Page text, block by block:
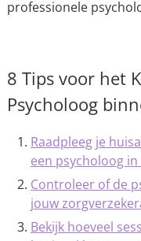
professionele
8 Tips voor het
Psycholoog
Raadpleeg je
een psycholoog
Controleer of de
jouw
Bekijk hoeveel